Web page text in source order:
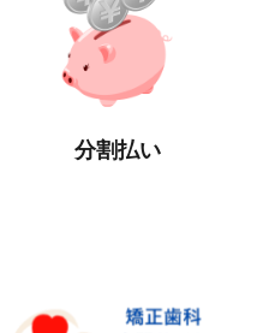
分割払い